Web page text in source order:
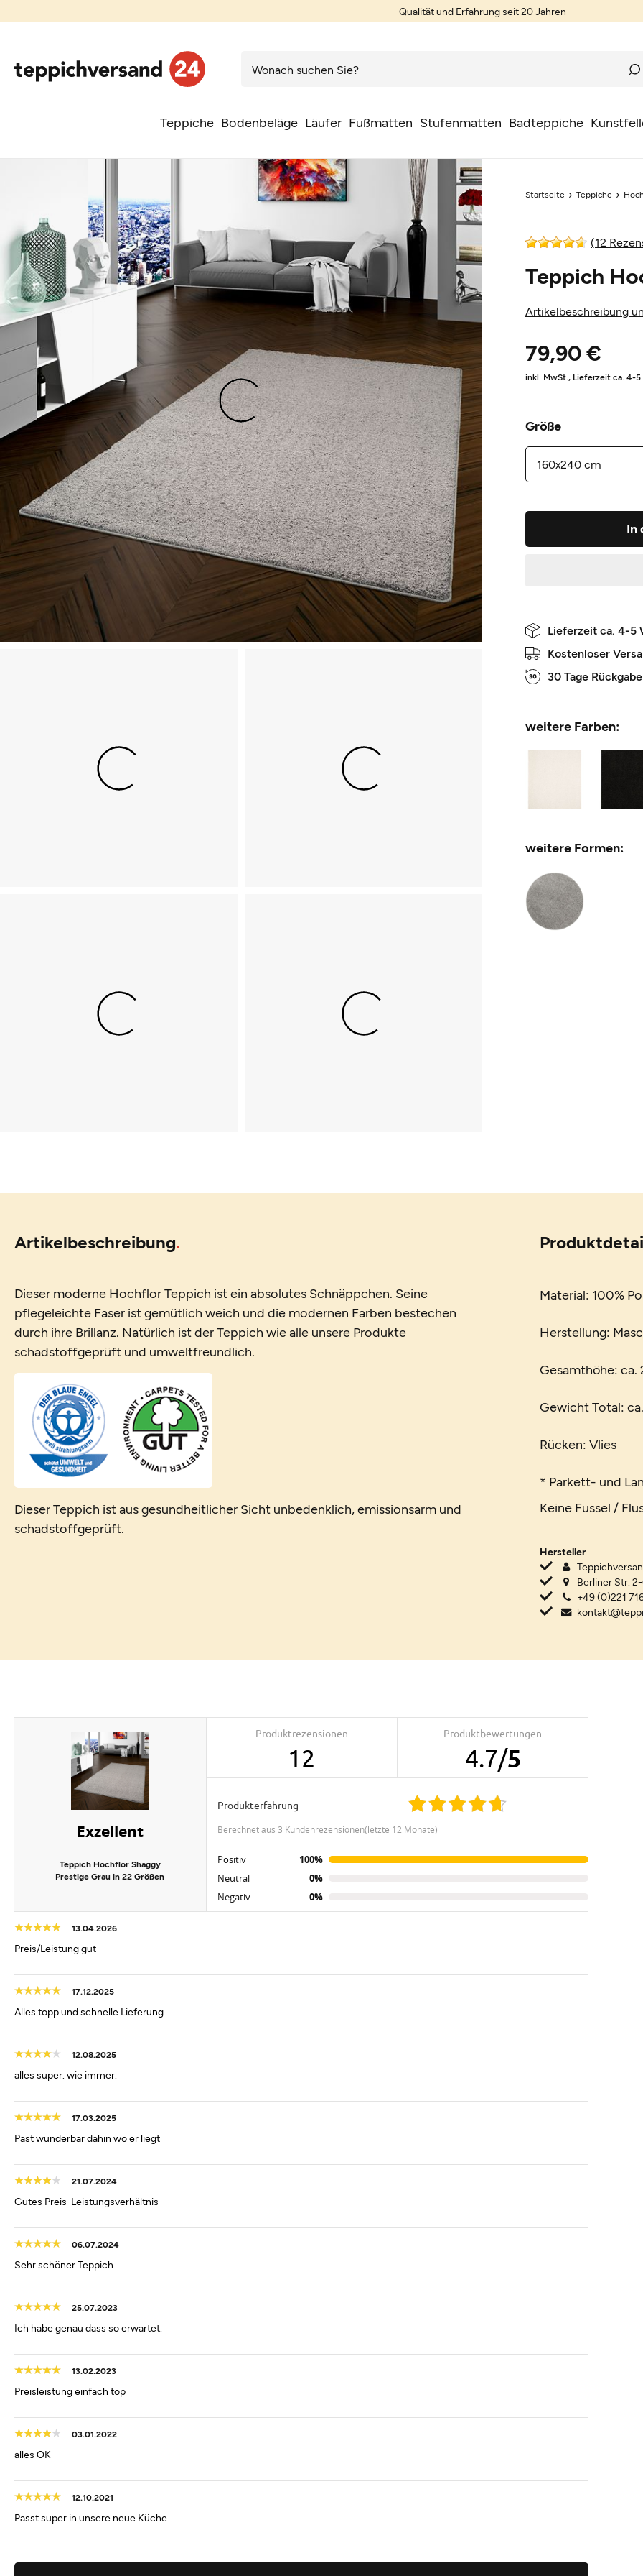
Qualität und Erfahrung seit 20 Jahren
Teppiche Bodenbeläge Läufer Fußmatten Stufenmatten Badteppiche
Startseite Teppiche
(12
Teppich
Artikelbeschreibung
79,90 €
inkl. MwSt., Lieferzeit ca. 4-5
Größe
In
Lieferzeit ca. 4-5
Kostenloser
30 Tage
weitere Farben:
weitere Formen:
Artikelbeschreibung
Dieser moderne Hochflor Teppich ist ein absolutes Schnäppchen. Seine
pflegeleichte Faser ist gemütlich weich und die modernen Farben bestechen
durch ihre Brillanz. Natürlich ist der Teppich wie alle unsere Produkte
schadstoffgeprüft und umweltfreundlich.
Dieser Teppich ist aus gesundheitlicher Sicht unbedenklich, emissionsarm und
schadstoffgeprüft.
Material: 100%
Herstellung:
Gesamthöhe: ca.
Gewicht Total:
Rücken: Vlies
* Parkett- und
Keine Fussel /
Hersteller
Berliner Str.
+49 (0)221
Exzellent
Teppich Hochflor Shaggy
Prestige Grau in 22 Größen
Produktrezensionen
12
Produktbewertungen
4.7/5
Produkterfahrung
berechnet aus 3 Kundenrezensionen(letzte 12 Monate)
Positiv
100%
Neutral
0%
Negativ
0%
13.04.2026
Preis/Leistung gut
17.12.2025
Alles topp und schnelle Lieferung
12.08.2025
alles super. wie immer.
17.03.2025
Past wunderbar dahin wo er liegt
21.07.2024
Gutes Preis-Leistungsverhältnis
06.07.2024
Sehr schöner Teppich
25.07.2023
Ich habe genau dass so erwartet.
13.02.2023
Preisleistung einfach top
03.01.2022
alles OK
12.10.2021
Passt super in unsere neue Küche